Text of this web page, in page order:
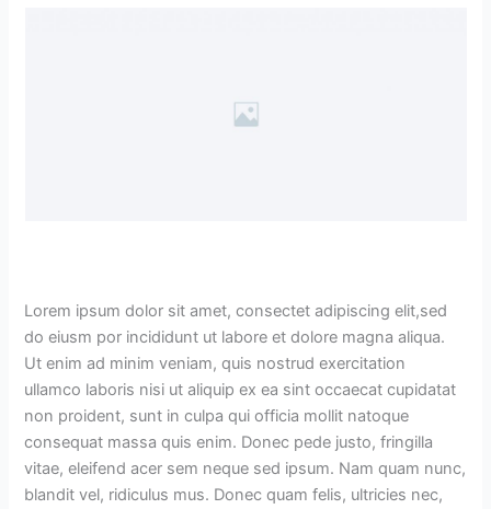
Lorem ipsum dolor sit amet, consectet adipiscing elit,sed
do eiusm por incididunt ut labore et dolore magna aliqua.
Ut enim ad minim veniam, quis nostrud exercitation
ullamco laboris nisi ut aliquip ex ea sint occaecat cupidatat
non proident, sunt in culpa qui officia mollit natoque
consequat massa quis enim. Donec pede justo, fringilla
vitae, eleifend acer sem neque sed ipsum. Nam quam nunc,
blandit vel, ridiculus mus. Donec quam felis, ultricies nec,